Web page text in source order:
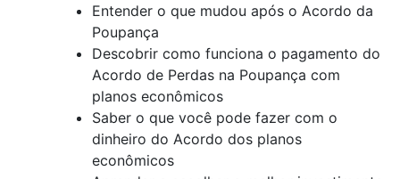
Entender o que mudou após o Acordo da
Poupança
Descobrir como funciona o pagamento do
Acordo de Perdas na Poupança com
planos econômicos
Saber o que você pode fazer com o
dinheiro do Acordo dos planos
econômicos